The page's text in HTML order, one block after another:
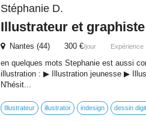
Stéphanie D.
Illustrateur et graphiste
Nantes (44) 300 €/jour Expérience :
en quelques mots Stephanie est aussi
illustration : ▶︎ Illustration jeunesse ▶︎
N'hésit...
Illustrateur illustrator indesign dessin